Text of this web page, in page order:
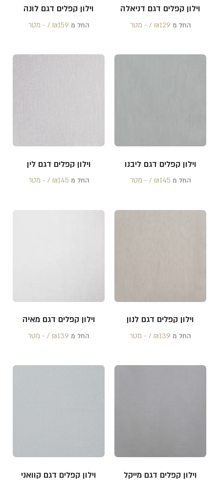
וילון קפלים דגם דניאלה
החל מ ₪129 /‏‏‎ ‎- מטר
וילון קפלים דגם לונה
החל מ ₪159 /‏‏‎ ‎- מטר
וילון קפלים דגם ליבנו
החל מ ₪145 /‏‏‎ ‎- מטר
וילון קפלים דגם לין
החל מ ₪145 /‏‏‎ ‎- מטר
וילון קפלים דגם לנון
החל מ ₪139 /‏‏‎ ‎- מטר
וילון קפלים דגם מאיה
החל מ ₪139 /‏‏‎ ‎- מטר
וילון קפלים דגם מייקל וילון קפלים דגם קוואני